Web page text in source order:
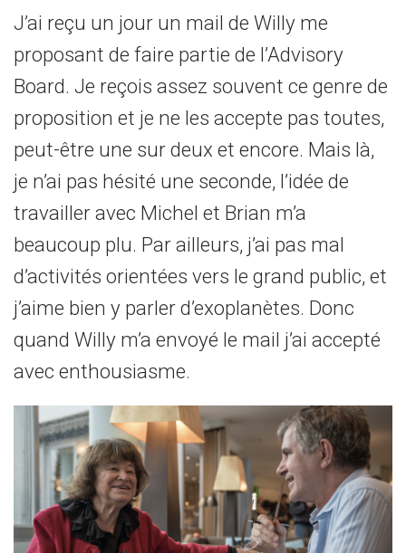
J’ai reçu un jour un mail de Willy me
proposant de faire partie de l’Advisory
Board. Je reçois assez souvent ce genre de
proposition et je ne les accepte pas toutes,
peut-être une sur deux et encore. Mais là,
je n’ai pas hésité une seconde, l’idée de
travailler avec Michel et Brian m’a
beaucoup plu. Par ailleurs, j’ai pas mal
d’activités orientées vers le grand public, et
j’aime bien y parler d’exoplanètes. Donc
quand Willy m’a envoyé le mail j’ai accepté
avec enthousiasme.